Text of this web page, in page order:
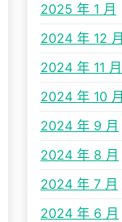
2025 年 1 月
2024 年 12 月
2024 年 11 月
2024 年 10 月
2024 年 9 月
2024 年 8 月
2024 年 7 月
2024 年 6 月